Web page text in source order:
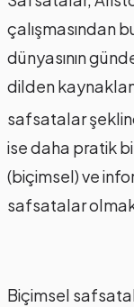
çalışmasından
dünyasının
dilden
safsatalar
ise daha pratik
(biçimsel) ve
safsatalar olmak
Biçimsel